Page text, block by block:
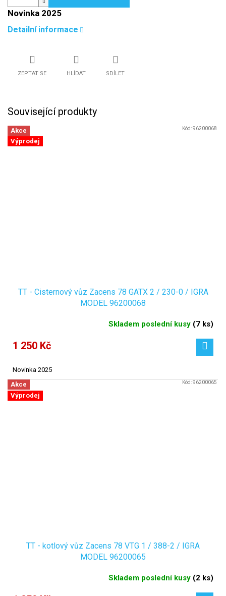
Novinka 2025
Detailní informace
ZEPTAT SE HLÍDAT SDÍLET
Související produkty
Akce
Výprodej
TT - Cisternový vůz Zacens 78 GATX 2 / 230-0 / IGRA
MODEL 96200068
Skladem poslední kusy (7 ks)
1 250 Kč
Novinka 2025
Kód:96200068
Akce
Výprodej
TT - kotlový vůz Zacens 78 VTG 1 / 388-2 / IGRA
MODEL 96200065
Skladem poslední kusy (2 ks)
Kód:96200065